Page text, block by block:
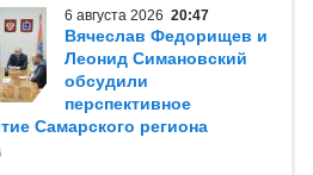
6 августа 2026 20:47
Вячеслав Федорищев и
Леонид Симановский
обсудили
перспективное
Самарского региона